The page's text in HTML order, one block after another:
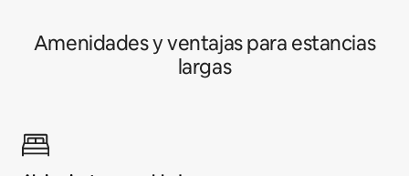
Amenidades y ventajas para estancias
largas